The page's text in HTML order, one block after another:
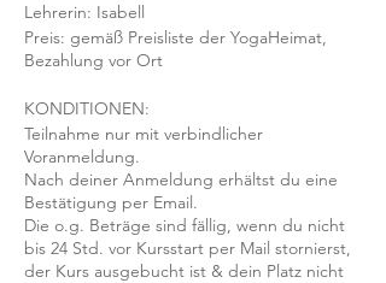
Lehrerin: Isabell
Preis: gemäß Preisliste der YogaHeimat,
Bezahlung vor Ort
KONDITIONEN:
Teilnahme nur mit verbindlicher
Voranmeldung.
Nach deiner Anmeldung erhältst du eine
Bestätigung per Email.
Die o.g. Beträge sind fällig, wenn du nicht
bis 24 Std. vor Kursstart per Mail stornierst,
der Kurs ausgebucht ist & dein Platz nicht